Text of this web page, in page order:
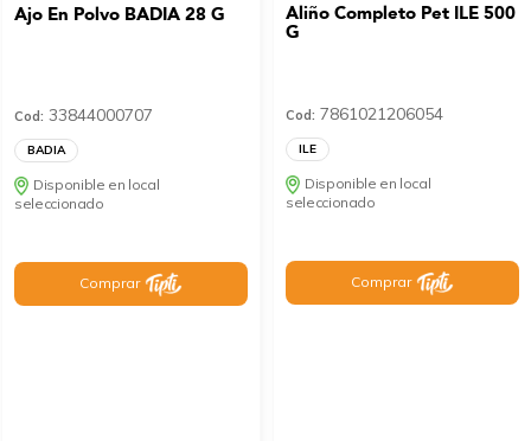
Ajo En Polvo BADIA 28 G
Cod: 33844000707
BADIA
Disponible en local
seleccionado
Comprar
Aliño Completo Pet ILE 500
G
Cod: 7861021206054
ILE
Disponible en local
seleccionado
Comprar